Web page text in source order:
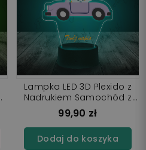
Lampka LED 3D Plexido z
Nadrukiem Samochód z
Lwem
99,90 zł
Dodaj do koszyka